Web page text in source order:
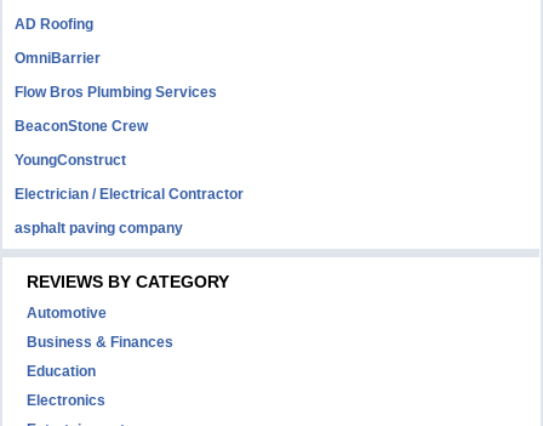
AD Roofing
OmniBarrier
Flow Bros Plumbing Services
BeaconStone Crew
YoungConstruct
Electrician / Electrical Contractor
asphalt paving company
REVIEWS BY CATEGORY
Automotive
Business & Finances
Education
Electronics